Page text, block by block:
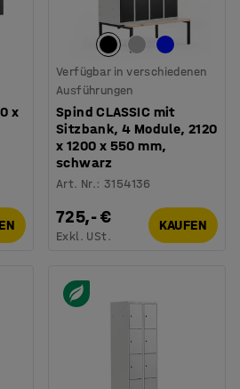
x
Verfügbar in verschiedenen
Ausführungen
Spind CLASSIC mit
Sitzbank, 4 Module, 2120
x 1200 x 550 mm,
schwarz
Art. Nr.:3154136
725,- €
Exkl. USt.
KAUFEN